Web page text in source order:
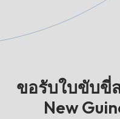
ขอรับใบขับขี่
New